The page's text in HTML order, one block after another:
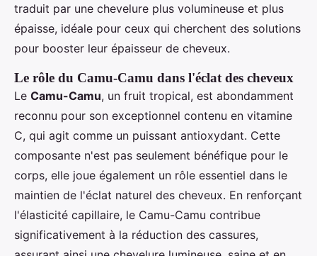
traduit par une chevelure plus volumineuse et plus
épaisse, idéale pour ceux qui cherchent des solutions
pour booster leur épaisseur de cheveux.
Le rôle du Camu-Camu dans l'éclat des cheveux
Le Camu-Camu, un fruit tropical, est abondamment
reconnu pour son exceptionnel contenu en vitamine
C, qui agit comme un puissant antioxydant. Cette
composante n'est pas seulement bénéfique pour le
corps, elle joue également un rôle essentiel dans le
maintien de l'éclat naturel des cheveux. En renforçant
l'élasticité capillaire, le Camu-Camu contribue
significativement à la réduction des cassures,